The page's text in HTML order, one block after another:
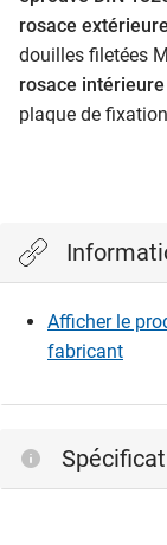
rosace extérieure
douilles filetées
rosace intérieure
plaque de fixation
Afficher le
fabricant